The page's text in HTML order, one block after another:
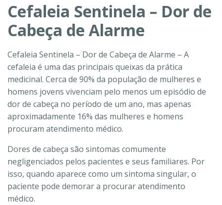
Cefaleia Sentinela – Dor de
Cabeça de Alarme
Cefaleia Sentinela – Dor de Cabeça de Alarme – A
cefaleia é uma das principais queixas da prática
medicinal. Cerca de 90% da população de mulheres e
homens jovens vivenciam pelo menos um episódio de
dor de cabeça no período de um ano, mas apenas
aproximadamente 16% das mulheres e homens
procuram atendimento médico.
Dores de cabeça são sintomas comumente
negligenciados pelos pacientes e seus familiares. Por
isso, quando aparece como um sintoma singular, o
paciente pode demorar a procurar atendimento
médico.